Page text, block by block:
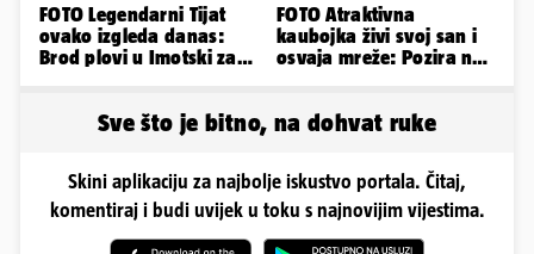
FOTO Legendarni Tijat
ovako izgleda danas:
Brod plovi u Imotski za
FOTO Atraktivna
kaubojka živi svoj san i
osvaja mreže: Pozira na
Sve što je bitno, na dohvat ruke
Skini aplikaciju za najbolje iskustvo portala. Čitaj,
komentiraj i budi uvijek u toku s najnovijim vijestima.